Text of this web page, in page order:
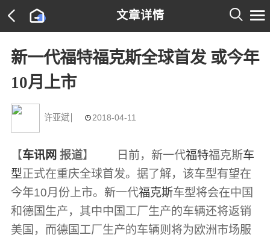
文章详情  
新一代福特福克斯全球首发 或今年
10月上市
许亚斌 2018-04-11
【车讯网 报道】 日前，新一代福特福克斯车
型正式在重庆全球首发。据了解，该车型有望在
今年10月份上市。新一代福克斯车型将会在中国
和德国生产，其中中国工厂生产的车辆还将返销
美国，而德国工厂生产的车辆则将为欧洲市场服